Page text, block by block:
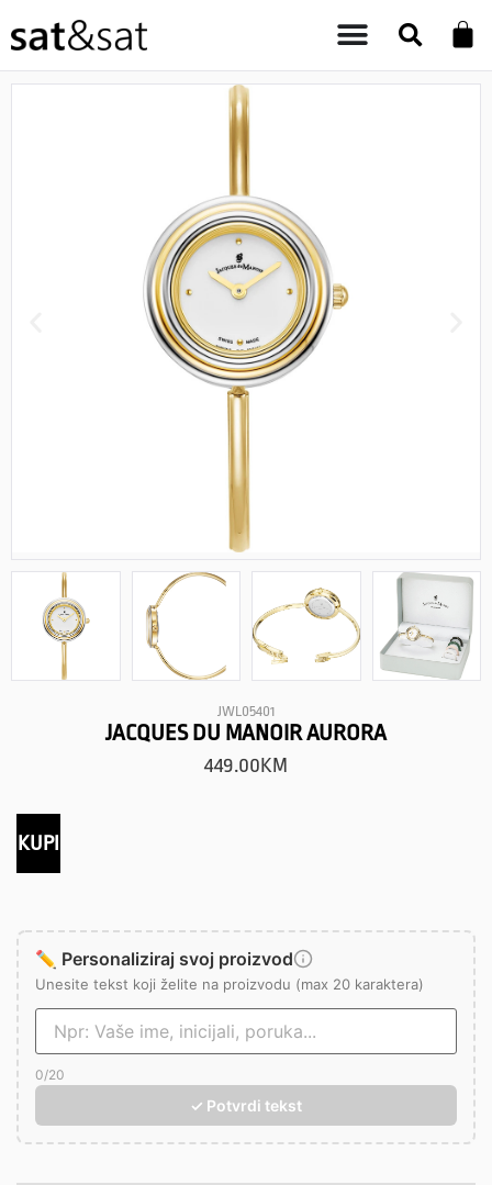
JWL05401
JACQUES DU MANOIR AURORA
449.00KM
KUPI
✏️ Personaliziraj svoj proizvod
Unesite tekst koji želite na proizvodu (max 20 karaktera)
0/20
✓ Potvrdi tekst